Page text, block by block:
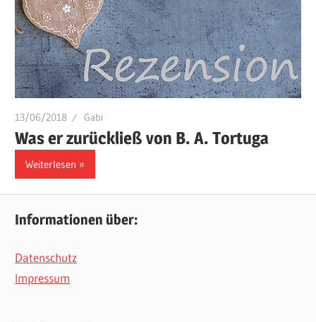
13/06/2018 Gabi
Was er zurückließ von B. A. Tortuga
Weiterlesen
Informationen über:
Datenschutz
Impressum